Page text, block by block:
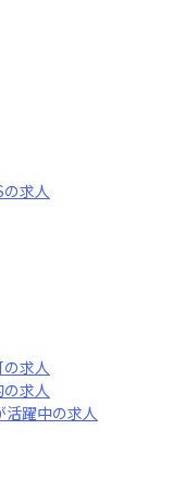
の求人
の求人
の求人
活躍中の求人